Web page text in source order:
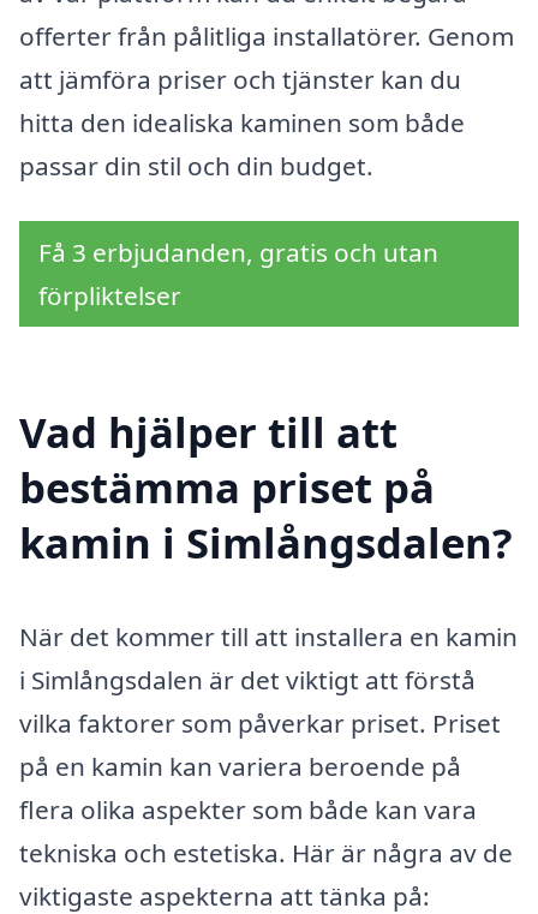
offerter från pålitliga installatörer. Genom
att jämföra priser och tjänster kan du
hitta den idealiska kaminen som både
passar din stil och din budget.
Få 3 erbjudanden, gratis och utan
förpliktelser
Vad hjälper till att
bestämma priset på
kamin i Simlångsdalen?
När det kommer till att installera en kamin
i Simlångsdalen är det viktigt att förstå
vilka faktorer som påverkar priset. Priset
på en kamin kan variera beroende på
flera olika aspekter som både kan vara
tekniska och estetiska. Här är några av de
viktigaste aspekterna att tänka på: